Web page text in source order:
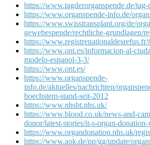
https://www.tagderorganspende.de/tag-
https://www.organspende-info.de/
https://www.swisstransplant.org/de/
gewebespende/rechtliche-grundlagen/
https://www.registrenationaldesrefus.fr/
https://www.ont.es/informacion-al-
modelo-espanol-3-3/
https://www.ont.es/
https://www.organspende-
info.de/aktuelles/nachrichten/
hoechstem-stand-seit-2012
https://www.nhsbt.nhs.uk/
https://www.blood.co.uk/news-and-
donor/latest-stories/it-s-organ-
https://www.organdonation.nhs.uk/
https://www.aok.de/pp/gg/update/